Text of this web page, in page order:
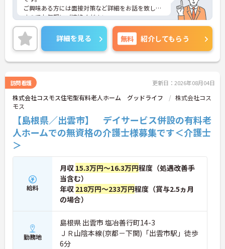
ご興味ある方には面接対策など詳細をお話を致しま
すのでお気軽にご連絡ください。
詳細を見る 無料 紹介してもらう
訪問看護 更新日：2026年08月04日
株式会社コスモス住宅型有料老人ホーム グッドライフ
株式会社コス
モス
【島根県／出雲市】 デイサービス併設の有料老
人ホームでの無資格の介護士様募集です＜介護士
＞
給料
月収 15.3万円～16.3万円程度（処遇改善手
当含む）
年収 218万円～233万円程度（賞与2.5ヵ月
の場合）
勤務地
島根県 出雲市 塩冶善行町14-3
ＪＲ山陰本線(京都－下関)「出雲市駅」徒歩
6分